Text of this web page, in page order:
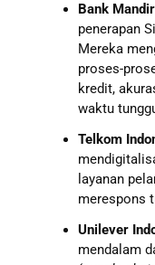
Bank
penerapan
Mereka
proses-
kredit,
waktu
Telkom
layanan
merespons
Unilever
mendalam